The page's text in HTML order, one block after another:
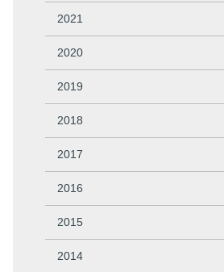
2021
2020
2019
2018
2017
2016
2015
2014